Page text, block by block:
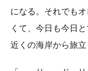
になる。それでも
くて、今日も今日
近くの海岸から旅立